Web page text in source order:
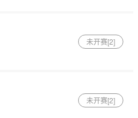
未开赛[2]
未开赛[2]